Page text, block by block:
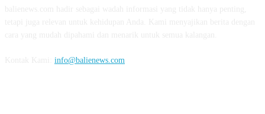
info@balienews.com